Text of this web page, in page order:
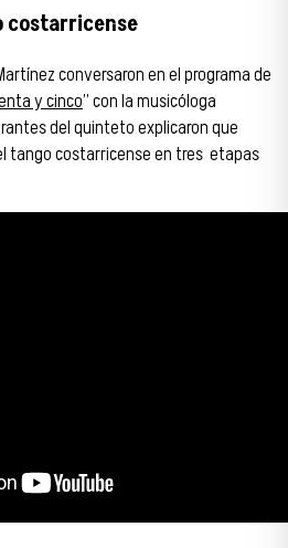
costarricense
conversaron en el programa de
y cinco” con la musicóloga
del quinteto explicaron que
tango costarricense en tres etapas